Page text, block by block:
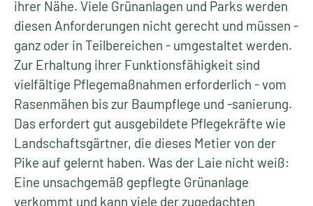
Grünanlagen und Parks
Parks und Grünanlagen sind Orte der
Kommunikation. Sie dienen der Erholung und
Unterhaltung und zunehmend der
Freizeitgestaltung. Während sie früher vorrangig
als "grüne Lunge" der industrialisierten
Ballungsgebiete geschätzt wurden, sehnen sich
die Menschen heute nach Freizeit und Erholung in
ihrer Nähe. Viele Grünanlagen und Parks werden